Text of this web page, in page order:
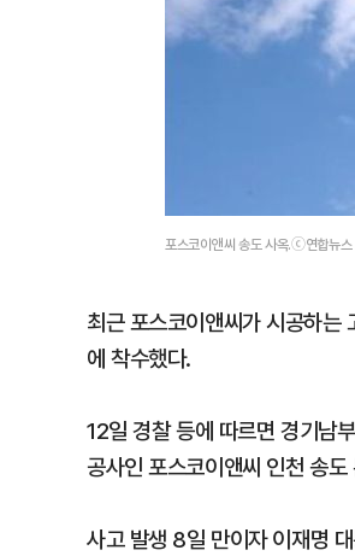
포스코이앤씨 송도 사옥.ⓒ연합뉴스
최근 포스코이앤씨가 시공하
에 착수했다.
12일 경찰 등에 따르면 경기남
공사인 포스코이앤씨 인천 송
사고 발생 8일 만이자 이재명